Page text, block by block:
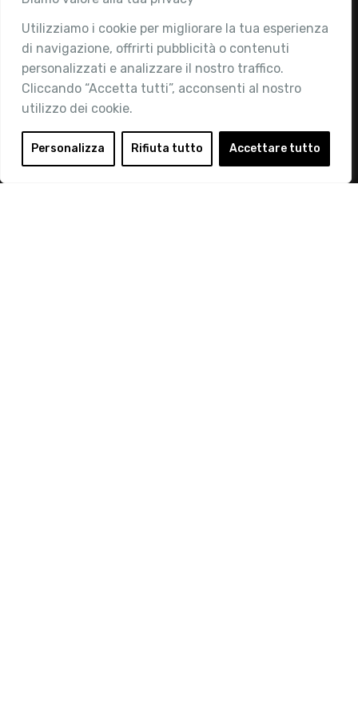
Utilizziamo i cookie per migliorare la tua esperienza
di navigazione, offrirti pubblicità o contenuti
personalizzati e analizzare il nostro traffico.
Cliccando “Accetta tutti”, acconsenti al nostro
utilizzo dei cookie.
Personalizza Rifiuta tutto Accettare tutto
Chi siamo
Attività
Contatti
Area Riservata
Login
Diventa Socio